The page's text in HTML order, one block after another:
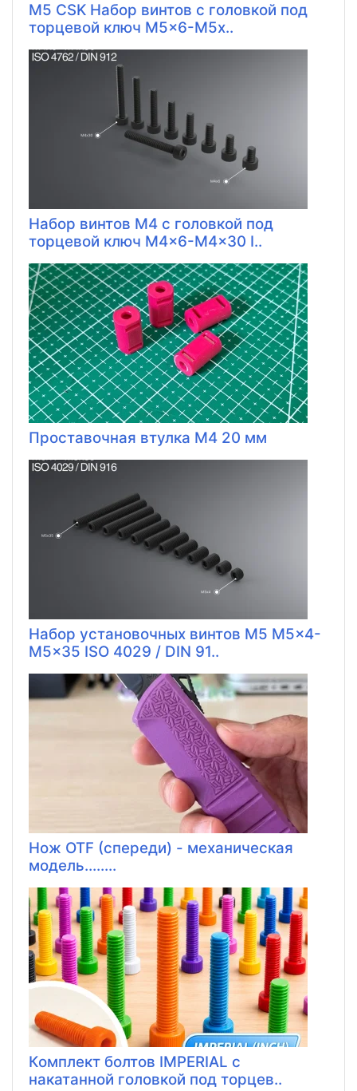
M5 CSK Набор винтов с головкой под
торцевой ключ M5x6-M5x..
Набор винтов M4 с головкой под
торцевой ключ M4x6-M4x30 I..
Проставочная втулка M4 20 мм
Набор установочных винтов M5 M5x4-
M5x35 ISO 4029 / DIN 91..
Нож OTF (спереди) - механическая
модель........
Комплект болтов IMPERIAL с
накатанной головкой под торцев..